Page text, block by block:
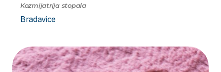
Kozmijatrija stopala
Bradavice